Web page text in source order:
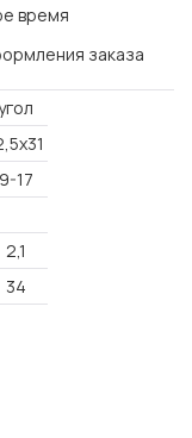
время
заказа
угол
9-17
2,1
34